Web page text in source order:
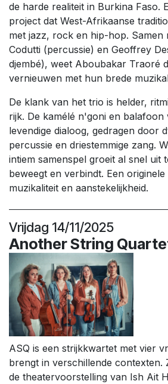
de harde realiteit in Burkina Faso.
project dat West-Afrikaanse
met jazz, rock en hip-hop. Samen
Codutti (percussie) en Geoffrey
djembé), weet Aboubakar Traoré
vernieuwen met hun brede
De klank van het trio is helder,
rijk. De kamélé n'goni en balafoon
levendige dialoog, gedragen door
percussie en driestemmige zang.
intiem samenspel groeit al snel uit
beweegt en verbindt. Een
muzikaliteit en aanstekelijkheid.
Vrijdag 14/11/2025
Another String
ASQ is een strijkkwartet met vier
brengt in verschillende contexten.
de theatervoorstelling van Ish Ait